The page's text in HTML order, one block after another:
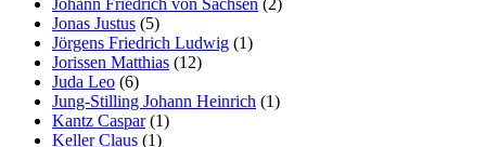
Jonas Justus (5)
Jörgens Friedrich Ludwig (1)
Jorissen Matthias (12)
Juda Leo (6)
Jung-Stilling Johann Heinrich (1)
Kantz Caspar(1)
Keller Claus (1)